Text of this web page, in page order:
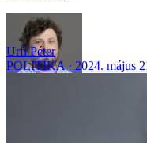
Urfi Péter
POLITIKA
2024. május